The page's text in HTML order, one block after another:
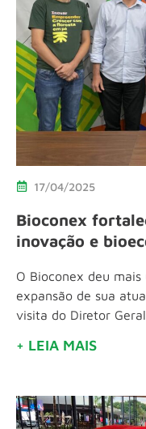
17/04/2025
Bioconex
inovação e
O Bioconex deu
expansão de sua
visita do Diretor
+ LEIA MAIS